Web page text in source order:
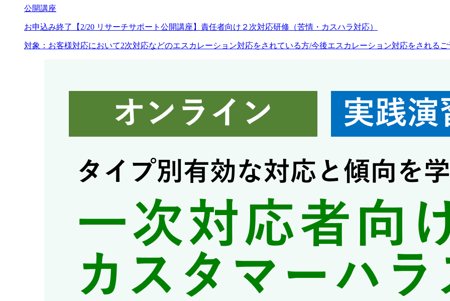
公開講座
お申込み終了 【2/20 リサーチサポート公開講座】責任者向け２次対応研修（苦情・カスハラ対応）
対象： お客様対応において2次対応などのエスカレーション対応をされている方/今後エスカレーション対応をされる